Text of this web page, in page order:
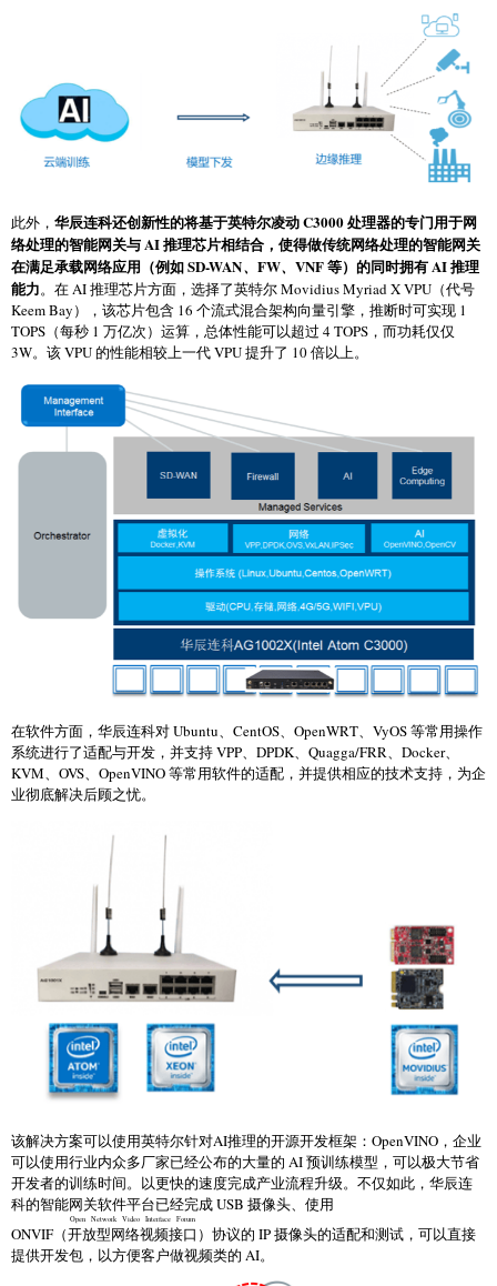
此外， 华辰连科还创新性的将基于英特尔凌动C3000处理器的专门用于网
络处理的智能网关与AI推理芯片相结合，使得做传统网络处理的智能网关
在满足承载网络应用（例如SD-WAN、 FW、 VNF等）的同时拥有AI推理
能力。在 AI 推理芯片方面，选择了英特尔 Movidius Myriad X VPU（代号
Keem Bay），该芯片包含 16 个流式混合架构向量引擎，推断时可实现 1
TOPS（每秒 1 万亿次）运算，总体性能可以超过 4 TOPS，而功耗仅仅
3W。该 VPU 的性能相较上一代 VPU 提升了 10 倍以上。
在软件方面，华辰连科对 Ubuntu、CentOS、OpenWRT、VyOS 等常用操作
系统进行了适配与开发，并支持 VPP、DPDK、Quagga/FRR、Docker、
KVM、OVS、OpenVINO 等常用软件的适配，并提供相应的技术支持，为企
业彻底解决后顾之忧。
该解决方案可以使用英特尔针对AI推理的开源开发框架：OpenVINO，企业
可以使用行业内众多厂家已经公布的大量的 AI 预训练模型，可以极大节省
开发者的训练时间。以更快的速度完成产业流程升级。不仅如此，华辰连
科的智能网关软件平台已经完成 USB 摄像头、使用
ONVIF（开放型网络视频接口
Open Network Video Interface Forum
）协议的 IP 摄像头的适配和测试，可以直接
提供开发包，以方便客户做视频类的 AI。